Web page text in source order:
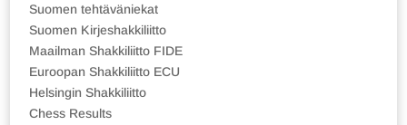
Suomen tehtäväniekat
Suomen Kirjeshakkiliitto
Maailman Shakkiliitto FIDE
Euroopan Shakkiliitto ECU
Helsingin Shakkiliitto
Chess Results